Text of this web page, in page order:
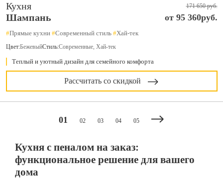
Кухня 171 650 руб.
Шампань от 95 360руб.
#Прямые кухни #Современный стиль #Хай-тек
Цвет:БежевыйСтиль:Современные, Хай-тек
Теплый и уютный дизайн для семейного комфорта
Рассчитать со скидкой
01 02 03 04 05
Кухня с пеналом на заказ:
функциональное решение для вашего
дома